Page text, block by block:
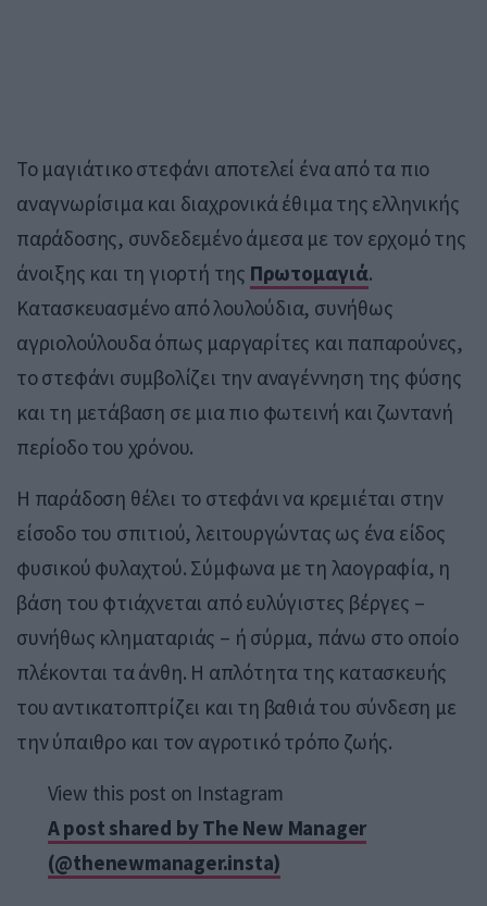
Το μαγιάτικο στεφάνι αποτελεί ένα από τα πιο
αναγνωρίσιμα και διαχρονικά έθιμα της ελληνικής
παράδοσης, συνδεδεμένο άμεσα με τον ερχομό της
άνοιξης και τη γιορτή της Πρωτομαγιά.
Κατασκευασμένο από λουλούδια, συνήθως
αγριολούλουδα όπως μαργαρίτες και παπαρούνες,
το στεφάνι συμβολίζει την αναγέννηση της φύσης
και τη μετάβαση σε μια πιο φωτεινή και ζωντανή
περίοδο του χρόνου.
Η παράδοση θέλει το στεφάνι να κρεμιέται στην
είσοδο του σπιτιού, λειτουργώντας ως ένα είδος
φυσικού φυλαχτού. Σύμφωνα με τη λαογραφία, η
βάση του φτιάχνεται από ευλύγιστες βέργες –
συνήθως κληματαριάς – ή σύρμα, πάνω στο οποίο
πλέκονται τα άνθη. Η απλότητα της κατασκευής
του αντικατοπτρίζει και τη βαθιά του σύνδεση με
την ύπαιθρο και τον αγροτικό τρόπο ζωής.
View this post on Instagram
A post shared by The New Manager
(@thenewmanager.insta)